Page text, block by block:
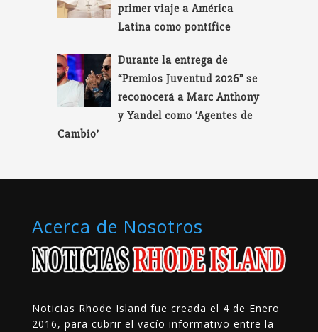
primer viaje a América
Latina como pontífice
Durante la entrega de
“Premios Juventud 2026” se
reconocerá a Marc Anthony
y Yandel como ‘Agentes de
Cambio’
Acerca de Nosotros
Noticias Rhode Island fue creada el 4 de Enero
2016, para cubrir el vacío informativo entre la